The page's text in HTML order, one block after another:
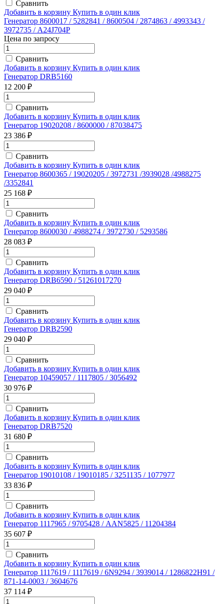
Сравнить
Добавить в корзину Купить в один клик
Генератор 8600017 / 5282841 / 8600504 / 2874863 / 4993343 /
3972735 / A24J704P
Цена по запросу
Сравнить
Добавить в корзину Купить в один клик
Генератор DRB5160
12 200 ₽
Сравнить
Добавить в корзину Купить в один клик
Генератор 19020208 / 8600000 / 87038475
23 386 ₽
Сравнить
Добавить в корзину Купить в один клик
Генератор 8600365 / 19020205 / 3972731 /3939028 /4988275
/3352841
25 168 ₽
Сравнить
Добавить в корзину Купить в один клик
Генератор 8600030 / 4988274 / 3972730 / 5293586
28 083 ₽
Сравнить
Добавить в корзину Купить в один клик
Генератор DRB6590 / 51261017270
29 040 ₽
Сравнить
Добавить в корзину Купить в один клик
Генератор DRB2590
29 040 ₽
Сравнить
Добавить в корзину Купить в один клик
Генератор 10459057 / 1117805 / 3056492
30 976 ₽
Сравнить
Добавить в корзину Купить в один клик
Генератор DRB7520
31 680 ₽
Сравнить
Добавить в корзину Купить в один клик
Генератор 19010108 / 19010185 / 3251135 / 1077977
33 836 ₽
Сравнить
Добавить в корзину Купить в один клик
Генератор 1117965 / 9705428 / AAN5825 / 11204384
35 607 ₽
Сравнить
Добавить в корзину Купить в один клик
Генератор 1117619 / 1117619 / 6N9294 / 3939014 / 1286822Н91 /
871-14-0003 / 3604676
37 114 ₽